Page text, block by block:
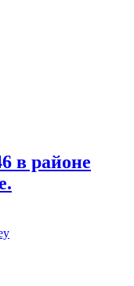
в районе